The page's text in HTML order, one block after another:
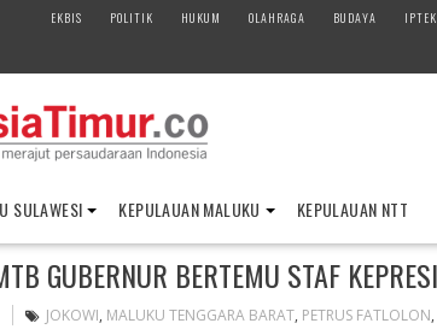
EKBIS POLITIK HUKUM OLAHRAGA BUDAYA IPTEK
SULAWESI KEPULAUAN MALUKU KEPULAUAN NTT
GUBERNUR BERTEMU STAF
JOKOWI, MALUKU TENGGARA BARAT, PETRUS FATLOLON,